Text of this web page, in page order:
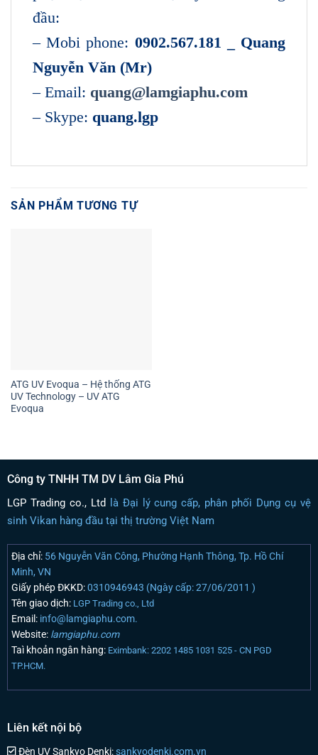
đầu:
– Mobi phone: 0902.567.181 _ Quang
Nguyễn Văn (Mr)
– Email: quang@lamgiaphu.com
– Skype: quang.lgp
SẢN PHẨM TƯƠNG TỰ
ATG UV Evoqua – Hệ thống ATG
UV Technology – UV ATG
Evoqua
Công ty TNHH TM DV Lâm Gia Phú
LGP Trading co., Ltd là Đại lý cung cấp, phân phối Dụng cụ vệ
sinh Vikan hàng đầu tại thị trường Việt Nam
Địa chỉ:56 Nguyễn Văn Công, Phường Hạnh Thông, Tp. Hồ Chí
Minh, VN
Giấy phép ĐKKD:0310946943 (Ngày cấp: 27/06/2011 )
Tên giao dịch: LGP Trading co., Ltd
Email:info@lamgiaphu.com.
Website:lamgiaphu.com
Taì khoản ngân hàng: Eximbank: 2202 1485 1031 525 - CN PGD
TP.HCM.
Liên kết nội bộ
Đèn UV Sankyo Denki:sankyodenki.com.vn